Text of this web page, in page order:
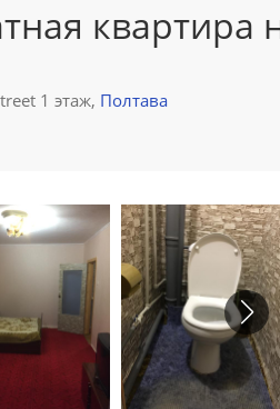
квартира
1 этаж, Полтава